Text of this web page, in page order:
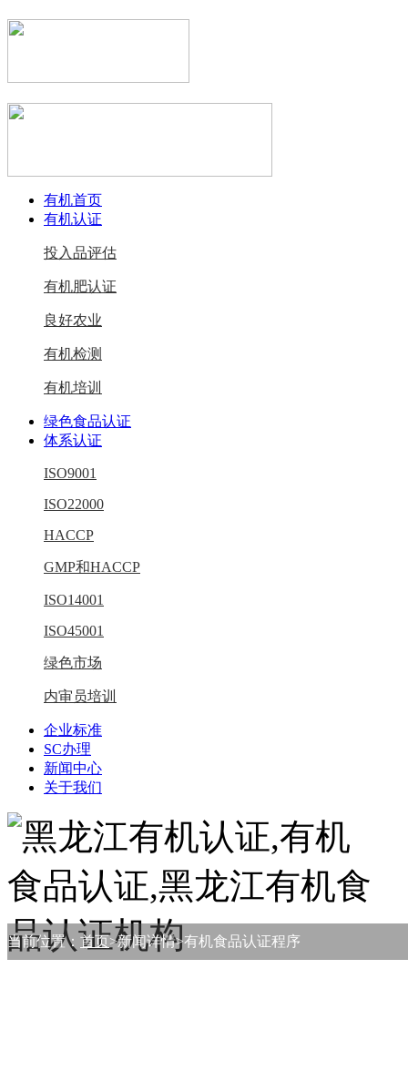
有机首页
有机认证
投入品评估
有机肥认证
良好农业
有机检测
有机培训
绿色食品认证
体系认证
ISO9001
ISO22000
HACCP
GMP和HACCP
ISO14001
ISO45001
绿色市场
内审员培训
企业标准
SC办理
新闻中心
关于我们
当前位置： 首页>新闻详情>有机食品认证程序